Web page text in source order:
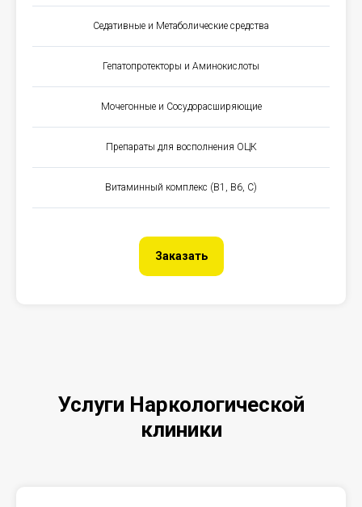
Седативные и Метаболические средства
Гепатопротекторы и Аминокислоты
Мочегонные и Сосудорасширяющие
Препараты для восполнения ОЦК
Витаминный комплекс (B1, B6, C)
Заказать
Услуги Наркологической
клиники